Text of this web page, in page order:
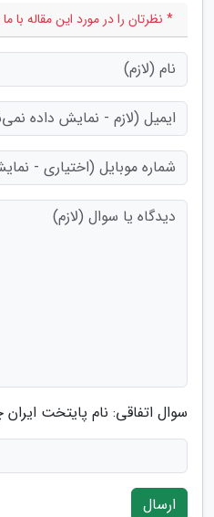
* نظرتان را در مورد این مقاله با
سوال اتفاقی: نام پایتخت
ارسال